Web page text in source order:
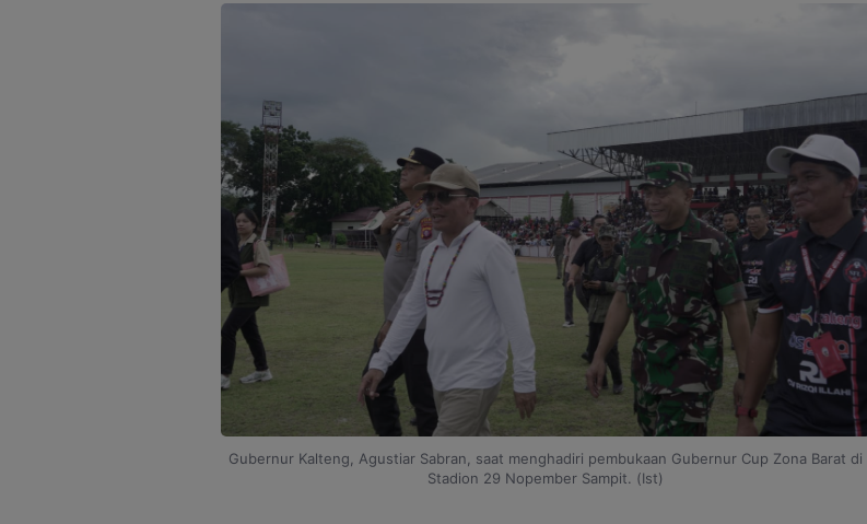
Gubernur Kalteng, Agustiar Sabran, saat menghadiri pembukaan Gubernur Cup Zona Barat di
Stadion 29 Nopember Sampit. (Ist)